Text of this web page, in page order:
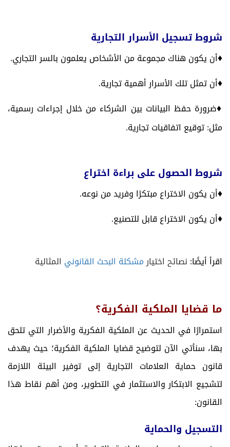
شروط تسجيل الأسرار التجارية
♦أن يكون هناك مجموعة من الأشخاص يعلمون بالسر التجاري.
♦أن تمثل تلك الأسرار أهمية تجارية.
♦ضرورة حفظ البيانات بين الشركاء من خلال إجراءات رسمية،
مثل: توقيع اتفاقيات تجارية.
شروط الحصول على براءة اختراع
♦أن يكون الاختراع مبتكرًا وفريد من نوعه.
♦أن يكون الاختراع قابل للتصنيع.
اقرأ أيضًا: نصائح اختيارمشكلة البحث القانوني المثالية
ما قضايا الملكية الفكرية؟
استمرارًا في الحديث عن الملكية الفكرية والأضرار التي تلحق
بها، سنأتي الآن لتوضيح قضايا الملكية الفكرية؛ حيث يهدف
قانون حماية العلامات التجارية إلى توفير البيئة اللازمة
لتشجيع الابتكار والاستثمار في التطوير، ومن أهم نقاط هذا
القانون:
التسجيل والحماية